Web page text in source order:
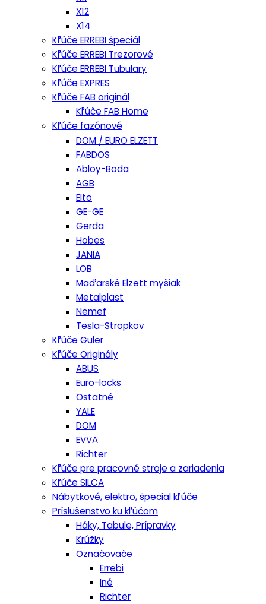
X12
X14
Kľúče ERREBI špeciál
Kľúče ERREBI Trezorové
Kľúče ERREBI Tubulary
Kľúče EXPRES
Kľúče FAB originál
Kľúče FAB Home
Kľúče fazónové
DOM / EURO ELZETT
FABDOS
Abloy-Boda
AGB
Elto
GE-GE
Gerda
Hobes
JANIA
LOB
Maďarské Elzett myšiak
Metalplast
Nemef
Tesla-Stropkov
Kľúče Guler
Kľúče Originály
ABUS
Euro-locks
Ostatné
YALE
DOM
EVVA
Richter
Kľúče pre pracovné stroje a zariadenia
Kľúče SILCA
Nábytkové, elektro, špecial kľúče
Príslušenstvo ku kľúčom
Háky, Tabule, Prípravky
Krúžky
Označovače
Errebi
Iné
Richter